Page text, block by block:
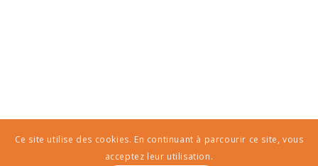
Ce site utilise des cookies. En continuant à parcourir ce site, vous
acceptez leur utilisation.